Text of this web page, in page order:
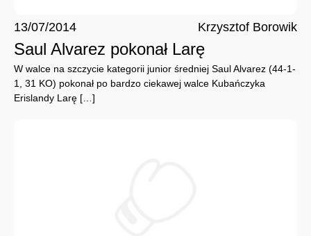
13/07/2014 Krzysztof Borowik
Saul Alvarez pokonał Larę
W walce na szczycie kategorii junior średniej Saul Alvarez (44-1-
1, 31 KO) pokonał po bardzo ciekawej walce Kubańczyka
Erislandy Larę […]